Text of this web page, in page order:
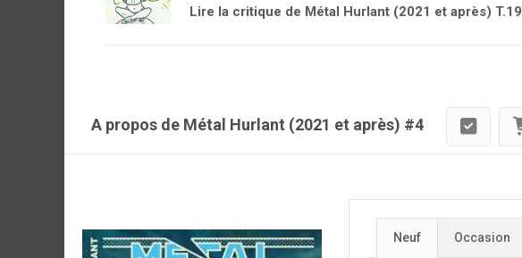
Lire la critique de Métal Hurlant (2021 et après) T.19
A propos de Métal Hurlant (2021 et après) #4
Neuf Occasion